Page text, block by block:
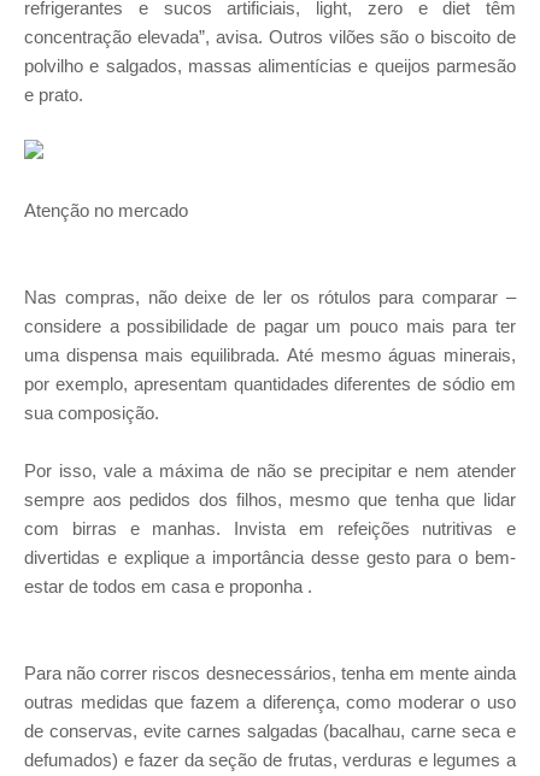
refrigerantes e sucos artificiais, light, zero e diet têm
concentração elevada”, avisa. Outros vilões são o biscoito de
polvilho e salgados, massas alimentícias e queijos parmesão
e prato.
Atenção no mercado
Nas compras, não deixe de ler os rótulos para comparar –
considere a possibilidade de pagar um pouco mais para ter
uma dispensa mais equilibrada. Até mesmo águas minerais,
por exemplo, apresentam quantidades diferentes de sódio em
sua composição.
Por isso, vale a máxima de não se precipitar e nem atender
sempre aos pedidos dos filhos, mesmo que tenha que lidar
com birras e manhas. Invista em refeições nutritivas e
divertidas e explique a importância desse gesto para o bem-
estar de todos em casa e proponha .
Para não correr riscos desnecessários, tenha em mente ainda
outras medidas que fazem a diferença, como moderar o uso
de conservas, evite carnes salgadas (bacalhau, carne seca e
defumados) e fazer da seção de frutas, verduras e legumes a